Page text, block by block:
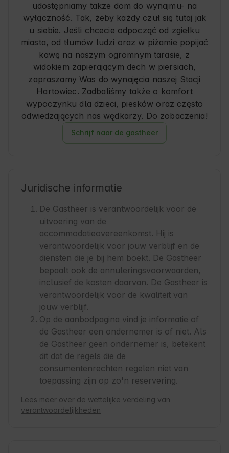
udostępniamy także dom do wynajmu- na
wyłączność. Tak, żeby każdy czuł się tutaj jak
u siebie. Jeśli chcecie odpocząć od zgiełku
miasta, od tłumów ludzi oraz w piżamie popijać
kawę na naszym ogromnym tarasie, z
widokiem zapierającym dech w piersiach,
zapraszamy Was do wynajęcia naszej Stacji
Hartowiec. Zadbaliśmy także o komfort
wypoczynku dla dzieci, piesków oraz często
odwiedzających nas wędkarzy. Do zobaczenia!
Schrijf naar de gastheer
Juridische informatie
De Gastheer is verantwoordelijk voor de
uitvoering van de
accommodatieovereenkomst. Hij is
verantwoordelijk voor jouw verblijf en de
diensten die je bij hem boekt. De Gastheer
bepaalt ook de annuleringsvoorwaarden,
inclusief de kosten daarvan. De Gastheer is
verantwoordelijk voor de kwaliteit van
jouw verblijf.
Op de aanbodpagina vind je informatie of
de Gastheer een ondernemer is of niet. Als
de Gastheer geen ondernemer is, betekent
dit dat de regels die de
consumentenrechten regelen niet van
toepassing zijn op zo'n reservering.
Lees meer over de wettelijke verdeling van
verantwoordelijkheden